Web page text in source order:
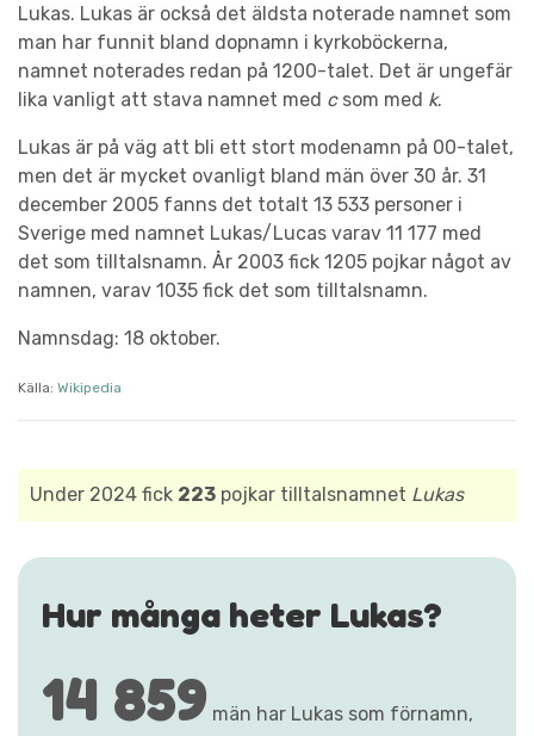
Lukas. Lukas är också det äldsta noterade namnet som
man har funnit bland dopnamn i kyrkoböckerna,
namnet noterades redan på 1200-talet. Det är ungefär
lika vanligt att stava namnet med csom med k.
Lukas är på väg att bli ett stort modenamn på 00-talet,
men det är mycket ovanligt bland män över 30 år. 31
december 2005 fanns det totalt 13 533 personer i
Sverige med namnet Lukas/Lucas varav 11 177 med
det som tilltalsnamn. År 2003 fick 1205 pojkar något av
namnen, varav 1035 fick det som tilltalsnamn.
Namnsdag: 18 oktober.
Källa: Wikipedia
Under 2024 fick 223 pojkar tilltalsnamnet Lukas
Hur många heter Lukas?
14 859 män har Lukas som förnamn,